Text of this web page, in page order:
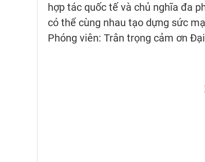
hợp tác quốc tế và chủ nghĩa đa
có thể cùng nhau tạo dựng sức
Phóng viên: Trân trọng cảm ơn